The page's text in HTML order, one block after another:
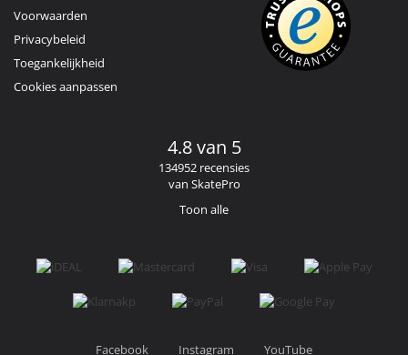
Voorwaarden
Privacybeleid
Toegankelijkheid
Cookies aanpassen
4.8 van 5
134952 recensies
van SkatePro
Toon alle
Facebook Instagram YouTube